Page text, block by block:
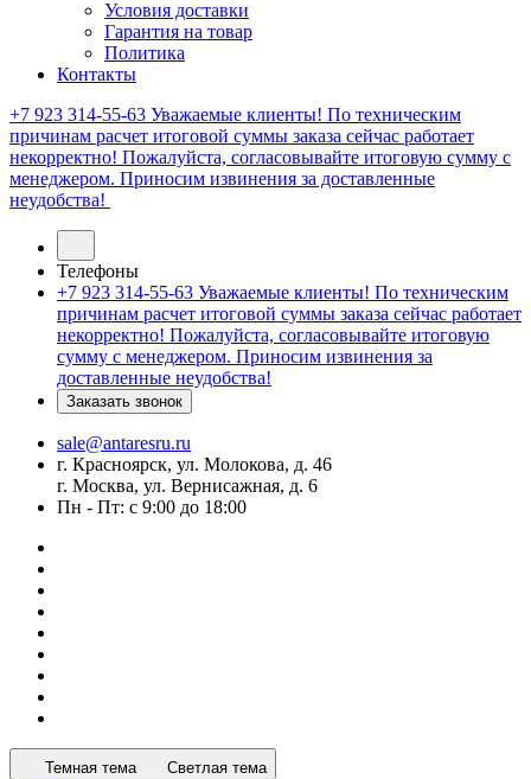
Условия доставки
Гарантия на товар
Политика
Контакты
+7 923 314-55-63 Уважаемые клиенты! По техническим
причинам расчет итоговой суммы заказа сейчас работает
некорректно! Пожалуйста, согласовывайте итоговую сумму с
менеджером. Приносим извинения за доставленные
неудобства!
Телефоны
+7 923 314-55-63 Уважаемые клиенты! По техническим
причинам расчет итоговой суммы заказа сейчас работает
некорректно! Пожалуйста, согласовывайте итоговую
сумму с менеджером. Приносим извинения за
доставленные неудобства!
Заказать звонок
sale@antaresru.ru
г. Красноярск, ул. Молокова, д. 46
г. Москва, ул. Вернисажная, д. 6
Пн - Пт: с 9:00 до 18:00
Темная тема Светлая тема